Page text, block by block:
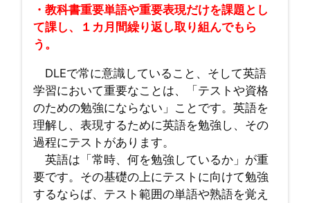
・教科書重要単語や重要表現だけを課題とし
て課し、１カ月間繰り返し取り組んでもら
う。
DLEで常に意識していること、そして英語
学習において重要なことは、「テストや資格
のための勉強にならない」ことです。英語を
理解し、表現するために英語を勉強し、その
過程にテストがあります。
英語は「常時、何を勉強しているか」が重
要です。その基礎の上にテストに向けて勉強
するならば、テスト範囲の単語や熟語を覚え